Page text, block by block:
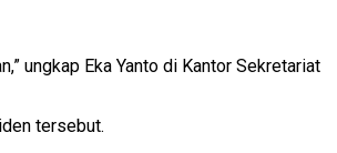
ungkap Eka Yanto di Kantor Sekretariat
tersebut.